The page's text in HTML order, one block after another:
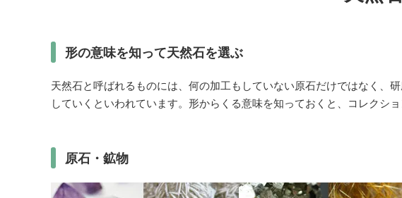
形の意味を知って天然石を選ぶ
天然石と呼ばれるものには、何の加工もしていない原石だけではなく、
していくといわれています。形からくる意味を知っておくと、コレクショ
原石・鉱物